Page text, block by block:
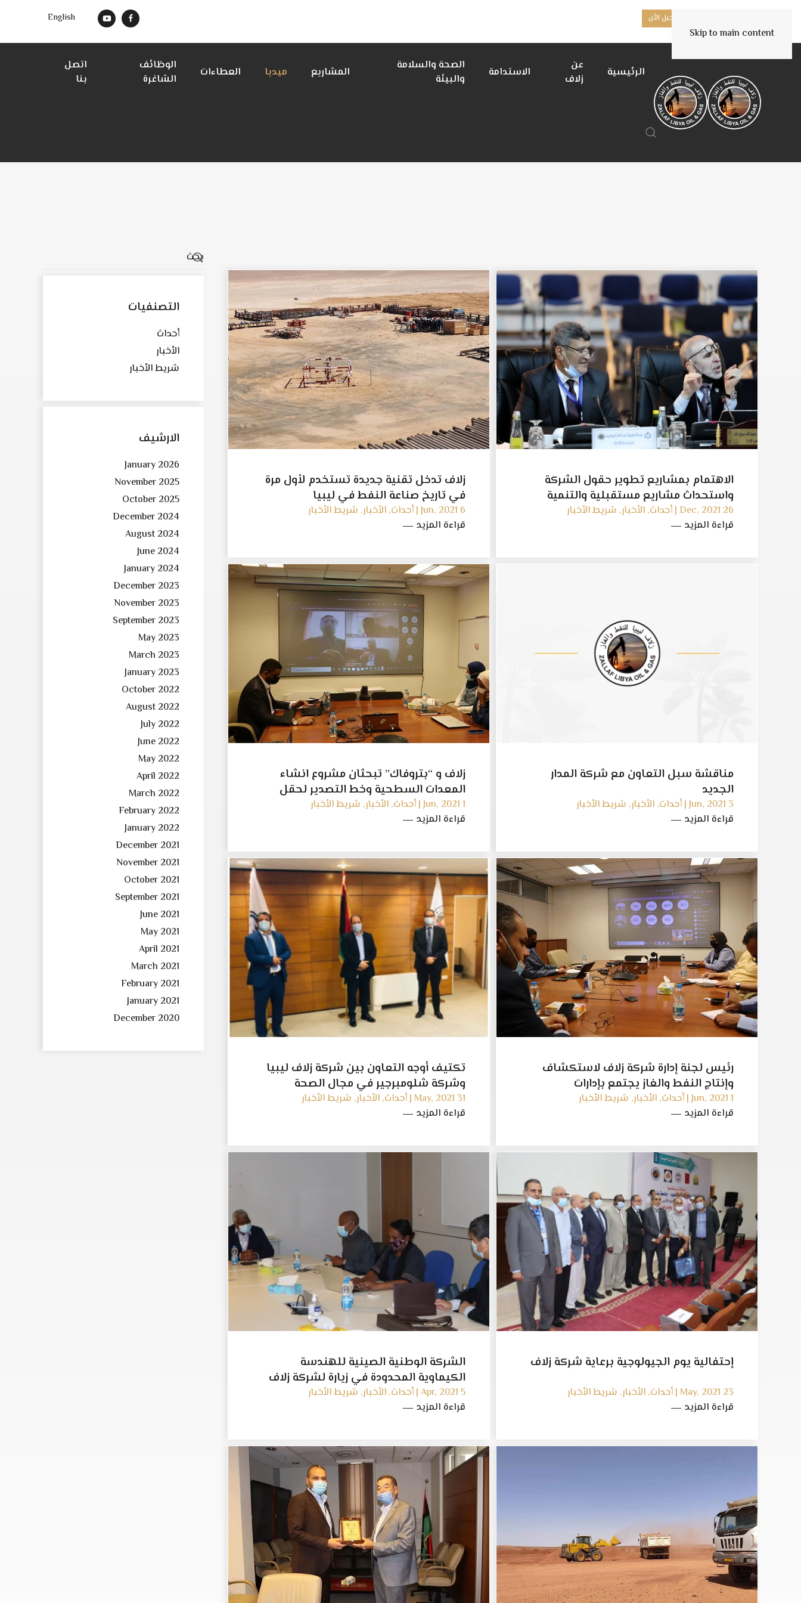
Skip to main content
تسجيل الأن English
الرئيسية
عن
زلاف
الاستدامة
الصحة والسلامة
والبيئة
المشاريع ميديا العطاءات
الوظائف
الشاغرة
اتصل
بنا
الاهتمام بمشاريع تطوير حقول الشركة
واستحداث مشاريع مستقبلية والتنمية
المكانية لمناطق الجنوب … محاور اجتماع
الجمعية العمومية لشركة زلاف ليبيا
26 Dec, 2021 | أحداث, الأخبار, شريط الأخبار
قراءة المزيد
زلاف تدخل تقنية جديدة تستخدم لأول مرة
في تاريخ صناعة النفط في ليبيا
6 Jun, 2021 | أحداث, الأخبار, شريط الأخبار
قراءة المزيد
مناقشة سبل التعاون مع شركة المدار
الجديد
3 Jun, 2021 | أحداث, الأخبار, شريط الأخبار
قراءة المزيد
زلاف و “بتروفاك” تبحثان مشروع انشاء
المعدات السطحية وخط التصدير لحقل
ايراون1 Jun, 2021 | أحداث, الأخبار, شريط الأخبار
قراءة المزيد
رئيس لجنة إدارة شركة زلاف لاستكشاف
وإنتاج النفط والغاز يجتمع بإدارات
الاستكشاف والإنتاج والدراسات1 Jun, 2021 | أحداث, الأخبار, شريط الأخبار
قراءة المزيد
تكتيف أوجه التعاون بين شركة زلاف ليبيا
وشركة شلومبرجير في مجال الصحة
والسلامة والأمن والبيئة
31 May, 2021 | أحداث, الأخبار, شريط الأخبار
قراءة المزيد
إحتفالية يوم الجيولوجية برعاية شركة زلاف
23 May, 2021 | أحداث, الأخبار, شريط الأخبار
قراءة المزيد
الشركة الوطنية الصينية للهندسة
الكيماوية المحدودة في زيارة لشركة زلاف
ليبيا لاستكشاف وإنتاج النفط والغاز
5 Apr, 2021 | أحداث, الأخبار, شريط الأخبار
قراءة المزيد
التصنفيات
أحداث
الأخبار
شريط الأخبار
الارشيف
January 2026
November 2025
October 2025
December 2024
August 2024
June 2024
January 2024
December 2023
November 2023
September 2023
May 2023
March 2023
January 2023
October 2022
August 2022
July 2022
June 2022
May 2022
April 2022
March 2022
February 2022
January 2022
December 2021
November 2021
October 2021
September 2021
June 2021
May 2021
April 2021
March 2021
February 2021
January 2021
December 2020